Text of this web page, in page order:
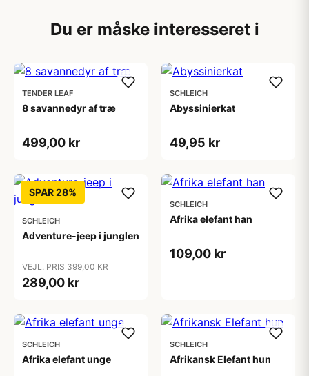
Du er måske interesseret i
TENDER LEAF
8 savannedyr af træ
499,00 kr
SCHLEICH
Abyssinierkat
49,95 kr
SPAR 28%
SCHLEICH
Adventure-jeep i junglen
VEJL. PRIS 399,00 KR
289,00 kr
SCHLEICH
Afrika elefant han
109,00 kr
SCHLEICH
Afrika elefant unge
SCHLEICH
Afrikansk Elefant hun